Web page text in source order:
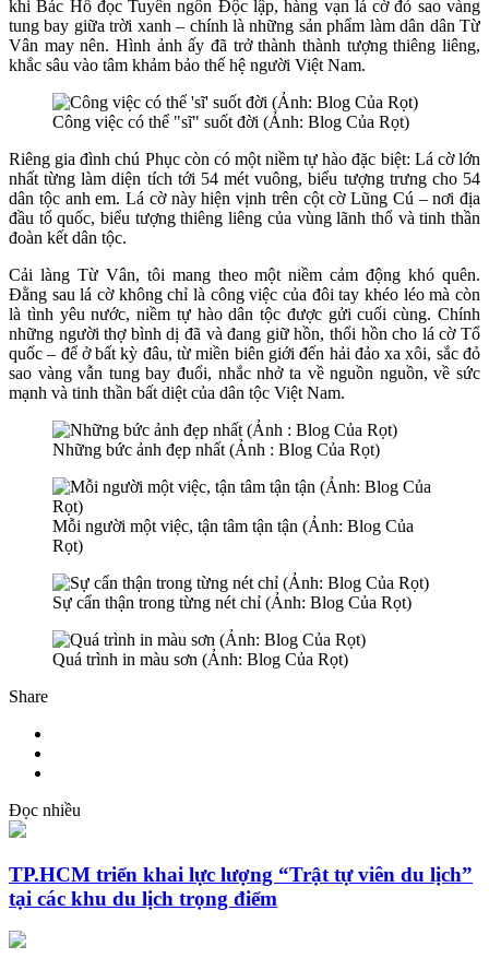
khi Bác Hồ đọc Tuyên ngôn Độc lập, hàng vạn lá cờ đỏ sao vàng
tung bay giữa trời xanh – chính là những sản phẩm làm dân dân Từ
Vân may nên. Hình ảnh ấy đã trở thành thành tượng thiêng liêng,
khắc sâu vào tâm khảm bảo thế hệ người Việt Nam.
Công việc có thể "sĩ" suốt đời (Ảnh: Blog Của Rọt)
Riêng gia đình chú Phục còn có một niềm tự hào đặc biệt: Lá cờ lớn
nhất từng làm diện tích tới 54 mét vuông, biểu tượng trưng cho 54
dân tộc anh em. Lá cờ này hiện vịnh trên cột cờ Lũng Cú – nơi địa
đầu tổ quốc, biểu tượng thiêng liêng của vùng lãnh thổ và tinh thần
đoàn kết dân tộc.
Cải làng Từ Vân, tôi mang theo một niềm cảm động khó quên.
Đằng sau lá cờ không chỉ là công việc của đôi tay khéo léo mà còn
là tình yêu nước, niềm tự hào dân tộc được gửi cuối cùng. Chính
những người thợ bình dị đã và đang giữ hồn, thổi hồn cho lá cờ Tổ
quốc – để ở bất kỳ đâu, từ miền biên giới đến hải đảo xa xôi, sắc đỏ
sao vàng vẫn tung bay đuổi, nhắc nhở ta về nguồn nguồn, về sức
mạnh và tinh thần bất diệt của dân tộc Việt Nam.
Những bức ảnh đẹp nhất (Ảnh : Blog Của Rọt)
Mỗi người một việc, tận tâm tận tận (Ảnh: Blog Của
Rọt)
Sự cẩn thận trong từng nét chỉ (Ảnh: Blog Của Rọt)
Quá trình in màu sơn (Ảnh: Blog Của Rọt)
Share
Đọc nhiều
TP.HCM triển khai lực lượng “Trật tự viên du lịch”
tại các khu du lịch trọng điểm